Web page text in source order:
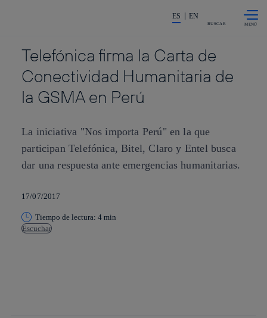
La acción en accionistas e
ES EN
BUSCAR
Telefónica firma la Carta de
Conectividad Humanitaria de
la GSMA en Perú
La iniciativa "Nos importa Perú" en la que
participan Telefónica, Bitel, Claro y Entel busca
dar una respuesta ante emergencias humanitarias.
17/07/2017
Tiempo de lectura: 4 min
Escuchar